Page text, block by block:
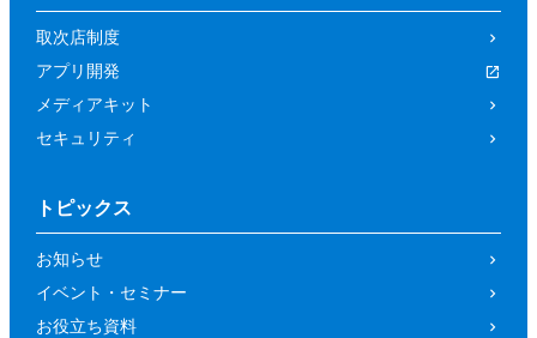
取次店制度
アプリ開発
メディアキット
セキュリティ
トピックス
お知らせ
イベント・セミナー
お役立ち資料